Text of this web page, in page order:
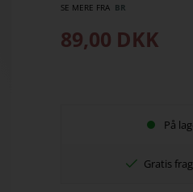
SE MERE FRA BR
89,00 DKK
På
Gratis